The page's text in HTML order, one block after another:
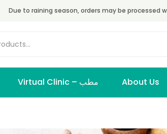
Due to raining season, orders may be processed
Virtual Clinic – مطب About Us